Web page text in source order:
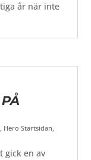
år när inte
, Hero Startsidan,
gick en av